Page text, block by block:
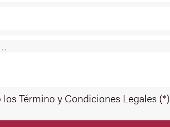
Término y Condiciones Legales (*)